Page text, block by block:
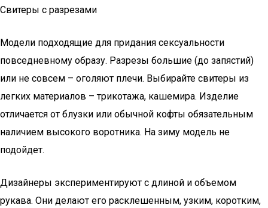
Свитеры с разрезами
Модели подходящие для придания сексуальности
повседневному образу. Разрезы большие (до запястий)
или не совсем – оголяют плечи. Выбирайте свитеры из
легких материалов – трикотажа, кашемира. Изделие
отличается от блузки или обычной кофты обязательным
наличием высокого воротника. На зиму модель не
подойдет.
Дизайнеры экспериментируют с длиной и объемом
рукава. Они делают его расклешенным, узким, коротким,